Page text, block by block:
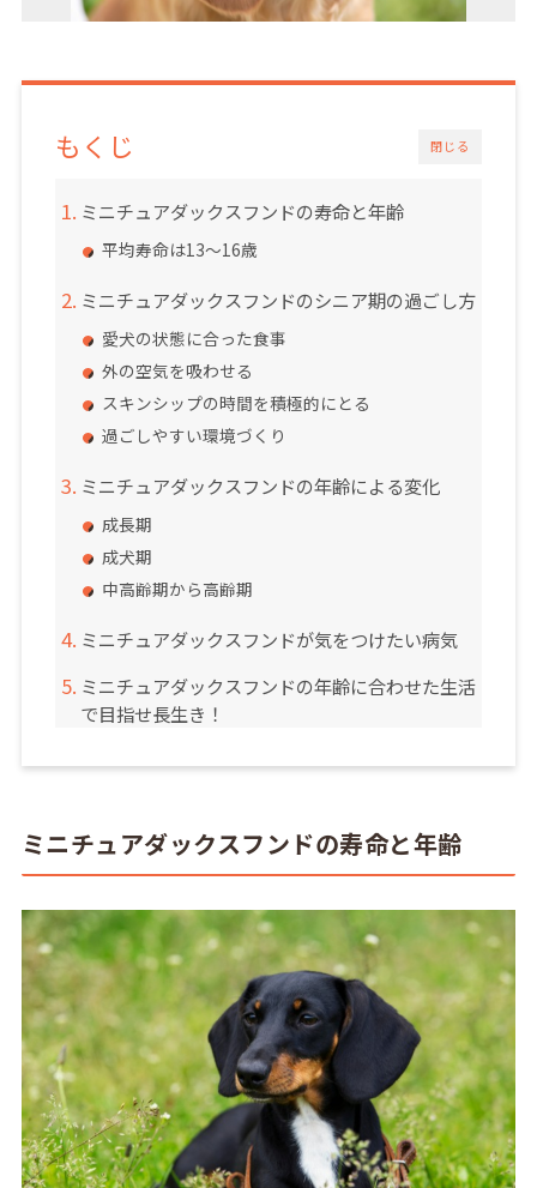
閉じる
もくじ
ミニチュアダックスフンドの寿命と年齢
平均寿命は13～16歳
ミニチュアダックスフンドのシニア期の過ごし方
愛犬の状態に合った食事
外の空気を吸わせる
スキンシップの時間を積極的にとる
過ごしやすい環境づくり
ミニチュアダックスフンドの年齢による変化
成長期
成犬期
中高齢期から高齢期
ミニチュアダックスフンドが気をつけたい病気
ミニチュアダックスフンドの年齢に合わせた生活
で目指せ長生き！
ミニチュアダックスフンドの寿命と年齢